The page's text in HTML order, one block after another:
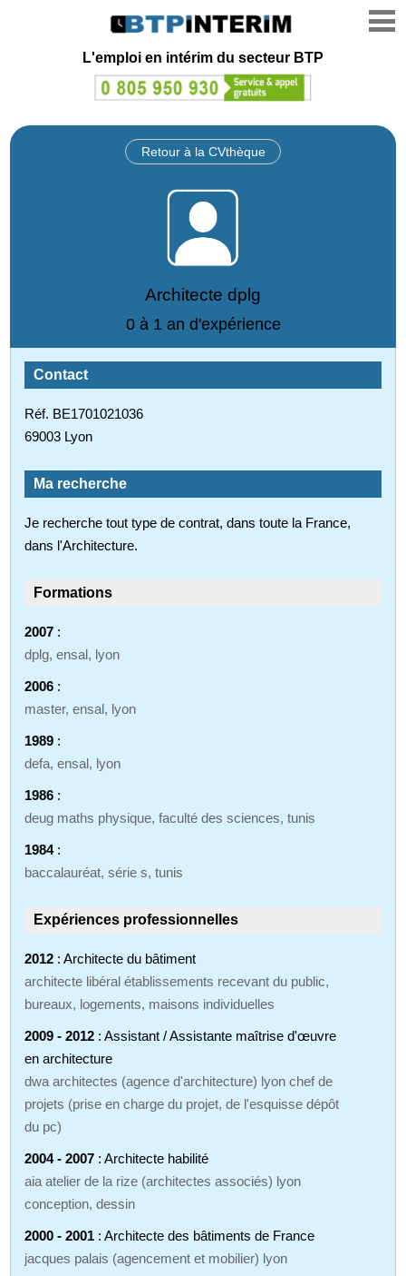
L'emploi en intérim du secteur BTP
Retour à la CVthèque
Architecte dplg
0 à 1 an d'expérience
Contact
Réf. BE1701021036
69003 Lyon
Ma recherche
Je recherche tout type de contrat, dans toute la France,
dans l'Architecture.
Formations
2007 :
dplg, ensal, lyon
2006 :
master, ensal, lyon
1989 :
defa, ensal, lyon
1986 :
deug maths physique, faculté des sciences, tunis
1984:
baccalauréat, série s, tunis
Expériences professionnelles
2012 : Architecte du bâtiment
architecte libéral établissements recevant du public,
bureaux, logements, maisons individuelles
2009 - 2012 : Assistant / Assistante maîtrise d'œuvre
en architecture
dwa architectes (agence d'architecture) lyon chef de
projets (prise en charge du projet, de l'esquisse dépôt
du pc)
2004 - 2007 : Architecte habilité
aia atelier de la rize (architectes associés) lyon
conception, dessin
2000 - 2001 : Architecte des bâtiments de France
jacques palais (agencement et mobilier) lyon